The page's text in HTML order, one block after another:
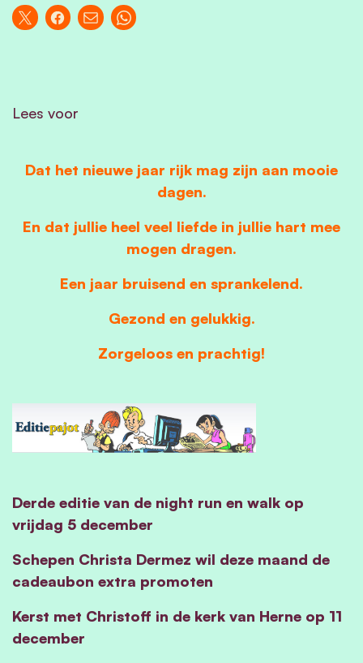
Lees voor
Dat het nieuwe jaar rijk mag zijn aan mooie
dagen.
En dat jullie heel veel liefde in jullie hart mee
mogen dragen.
Een jaar bruisend en sprankelend.
Gezond en gelukkig.
Zorgeloos en prachtig!
Derde editie van de night run en walk op
vrijdag 5 december
Schepen Christa Dermez wil deze maand de
cadeaubon extra promoten
Kerst met Christoff in de kerk van Herne op 11
december